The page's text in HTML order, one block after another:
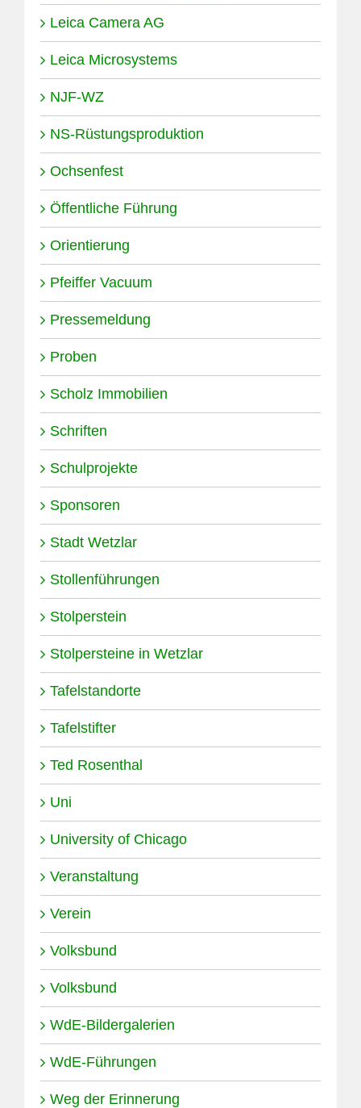
Leica Camera AG
Leica Microsystems
NJF-WZ
NS-Rüstungsproduktion
Ochsenfest
Öffentliche Führung
Orientierung
Pfeiffer Vacuum
Pressemeldung
Proben
Scholz Immobilien
Schriften
Schulprojekte
Sponsoren
Stadt Wetzlar
Stollenführungen
Stolperstein
Stolpersteine in Wetzlar
Tafelstandorte
Tafelstifter
Ted Rosenthal
Uni
University of Chicago
Veranstaltung
Verein
Volksbund
Volksbund
WdE-Bildergalerien
WdE-Führungen
Weg der Erinnerung